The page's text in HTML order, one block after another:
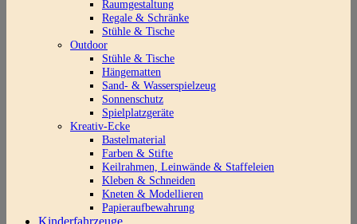
Raumgestaltung
Regale & Schränke
Stühle & Tische
Outdoor
Stühle & Tische
Hängematten
Sand- & Wasserspielzeug
Sonnenschutz
Spielplatzgeräte
Kreativ-Ecke
Bastelmaterial
Farben & Stifte
Keilrahmen, Leinwände & Staffeleien
Kleben & Schneiden
Kneten & Modellieren
Papieraufbewahrung
Kinderfahrzeuge